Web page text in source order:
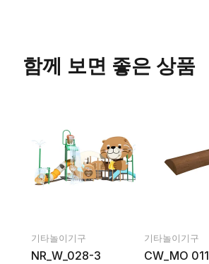
함께 보면 좋은 상품
기타놀이기구
NR_W_028-3
기타놀이기구
CW_MO 011